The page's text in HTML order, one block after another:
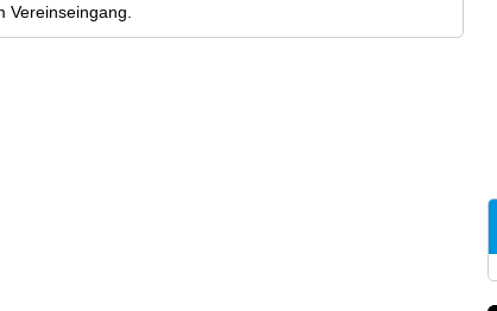
Vereinseingang.